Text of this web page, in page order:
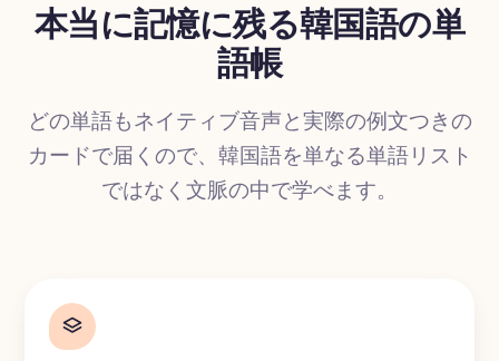
本当に記憶に残る韓国語の単
語帳
どの単語もネイティブ音声と実際の例文つきの
カードで届くので、韓国語を単なる単語リスト
ではなく文脈の中で学べます。